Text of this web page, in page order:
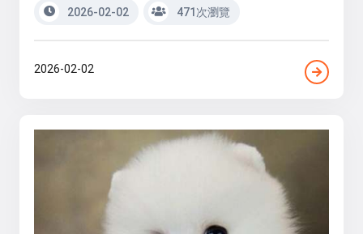
2026-02-02 471次瀏覽
2026-02-02